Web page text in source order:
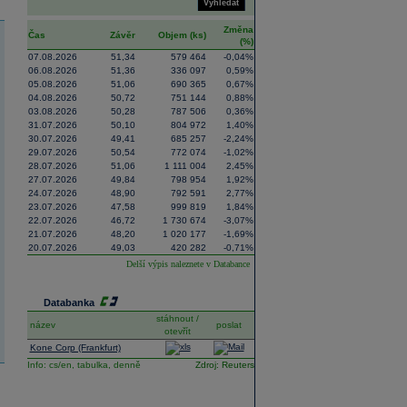
Vyhledat
Čas Závěr Objem (ks)
Změna
(%)
07.08.2026
51,34 579 464
-0,04%
06.08.2026
51,36 336 097
0,59%
05.08.2026
51,06 690 365
0,67%
04.08.2026
50,72 751 144
0,88%
03.08.2026
50,28 787 506
0,36%
31.07.2026
50,10 804 972
1,40%
30.07.2026
49,41 685 257
-2,24%
29.07.2026
50,54 772 074
-1,02%
28.07.2026
51,06 1 111 004
2,45%
27.07.2026
49,84 798 954
1,92%
24.07.2026
48,90 792 591
2,77%
23.07.2026
47,58 999 819
1,84%
22.07.2026
46,72 1 730 674
-3,07%
21.07.2026
48,20 1 020 177
-1,69%
20.07.2026
49,03 420 282
-0,71%
Delší výpis naleznete v Databance
Databanka
název
stáhnout /
otevřít
poslat
Kone Corp (Frankfurt)
Info: cs/en, tabulka, denně Zdroj: Reuters